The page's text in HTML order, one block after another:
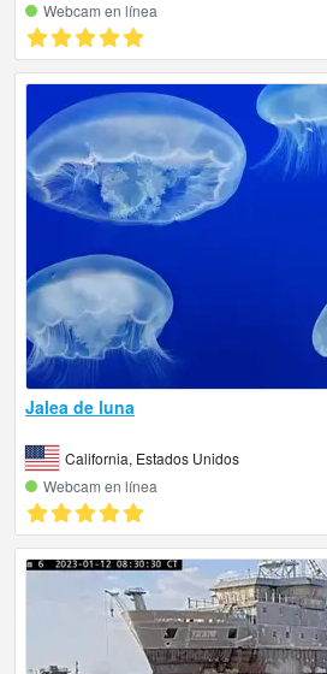
Webcam en línea
Jalea de luna
California, Estados Unidos
Webcam en línea